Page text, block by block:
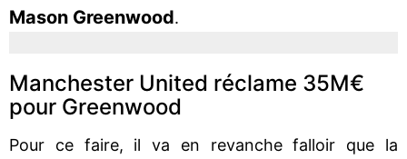
Mason Greenwood.
Manchester United réclame 35M€
pour Greenwood
Pour ce faire, il va en revanche falloir que la